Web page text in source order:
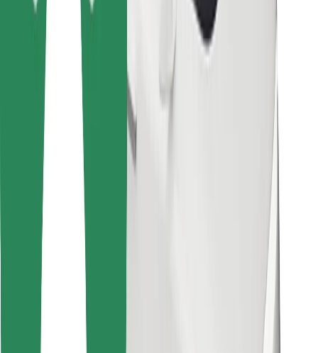
Знайди твою улюблену страву чи їжу!
Завантажити застосунок Bolt Food